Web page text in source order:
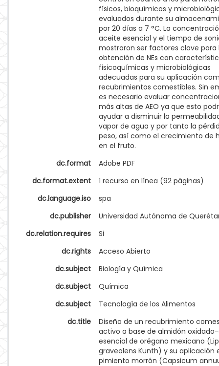
físicos, bioquímicos y
evaluados durante su
por 20 días a 7 °C. La
aceite esencial y el tiempo de
mostraron ser factores clave para
obtención de NEs con
fisicoquímicas y microbiológicas
adecuadas para su aplicación
recubrimientos comestibles. Sin
es necesario evaluar
más altas de AEO ya que esto
ayudar a disminuir la
vapor de agua y por tanto la
peso, así como el crecimiento de
en el fruto.
dc.format
Adobe PDF
dc.format.extent
1 recurso en línea (92 páginas)
dc.language.iso
spa
dc.publisher
Universidad Autónoma de
dc.relation.requires
Si
dc.rights
Acceso Abierto
dc.subject
Biología y Química
dc.subject
Química
dc.subject
Tecnología de los Alimentos
dc.title
Diseño de un recubrimiento
activo a base de almidón
esencial de orégano mexicano
graveolens Kunth) y su aplicación
pimiento morrón (Capsicum